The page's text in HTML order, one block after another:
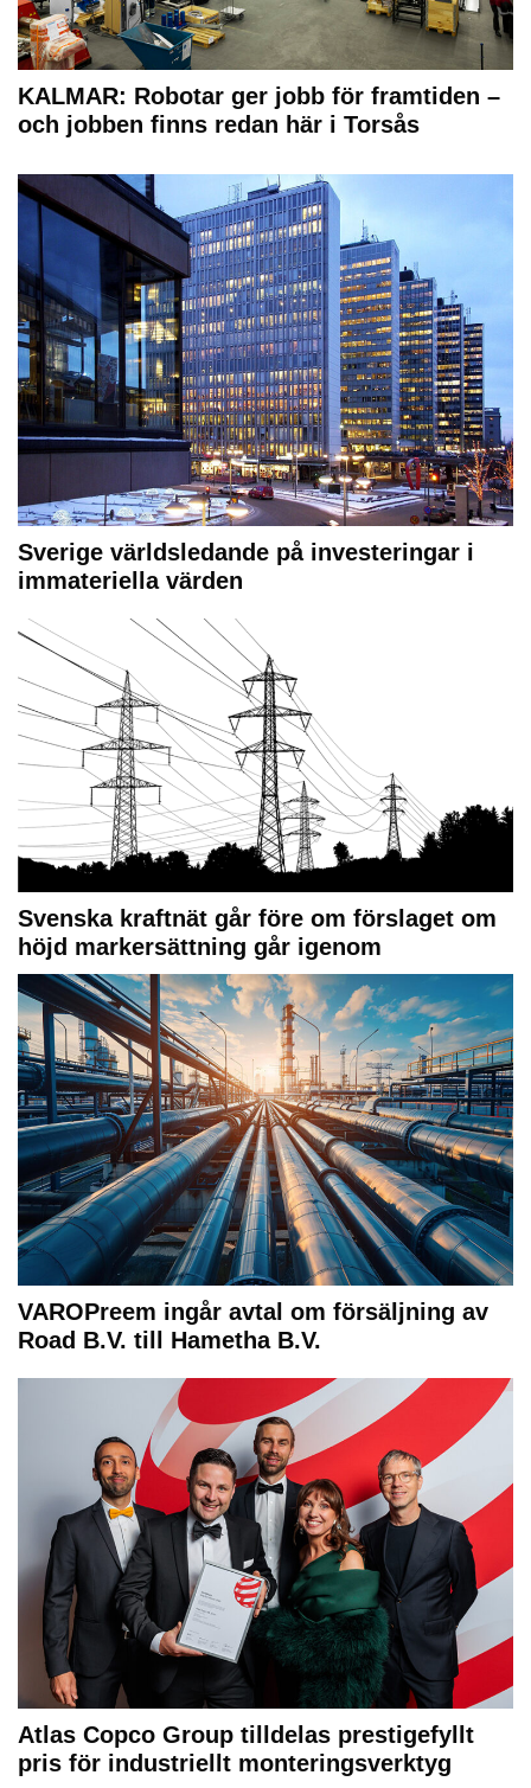
KALMAR: Robotar ger jobb för framtiden –
och jobben finns redan här i Torsås
Sverige världsledande på investeringar i
immateriella värden
Svenska kraftnät går före om förslaget om
höjd markersättning går igenom
VAROPreem ingår avtal om försäljning av
Road B.V. till Hametha B.V.
Atlas Copco Group tilldelas prestigefyllt
pris för industriellt monteringsverktyg